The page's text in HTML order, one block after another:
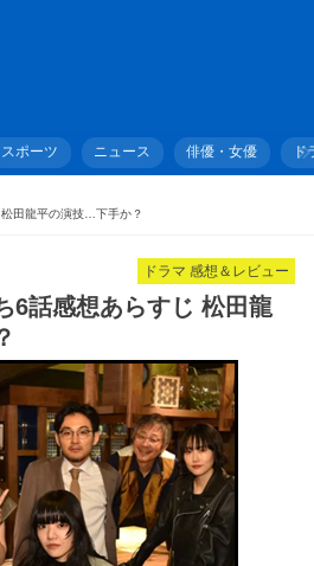
スポーツ ニュース 俳優・女優
田龍平の演技…下手か？
ドラマ 感想＆レビュー
6話感想あらすじ 松田龍